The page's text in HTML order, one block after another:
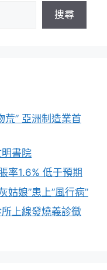
搜尋
荒” 亞洲制造業首
明書院
率1.6% 低于預期
姑娘”患上”風行病”
上線發燒義診徵